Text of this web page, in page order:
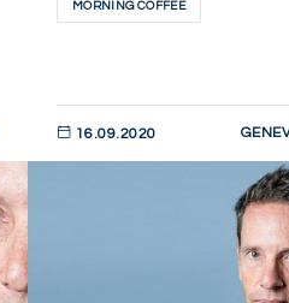
MORNING COFFEE
16.09.2020